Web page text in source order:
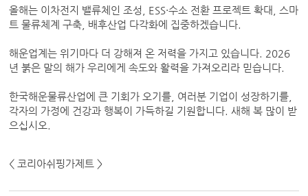
올해는 이차전지 밸류체인 조성, ESS·수소 전환 프로젝트 확대, 스마
트 물류체계 구축, 배후산업 다각화에 집중하겠습니다.
해운업계는 위기마다 더 강해져 온 저력을 가지고 있습니다. 2026
년 붉은 말의 해가 우리에게 속도와 활력을 가져오리라 믿습니다.
한국해운물류산업에 큰 기회가 오기를, 여러분 기업이 성장하기를,
각자의 가정에 건강과 행복이 가득하길 기원합니다. 새해 복 많이 받
으십시오.
< 코리아쉬핑가제트 >